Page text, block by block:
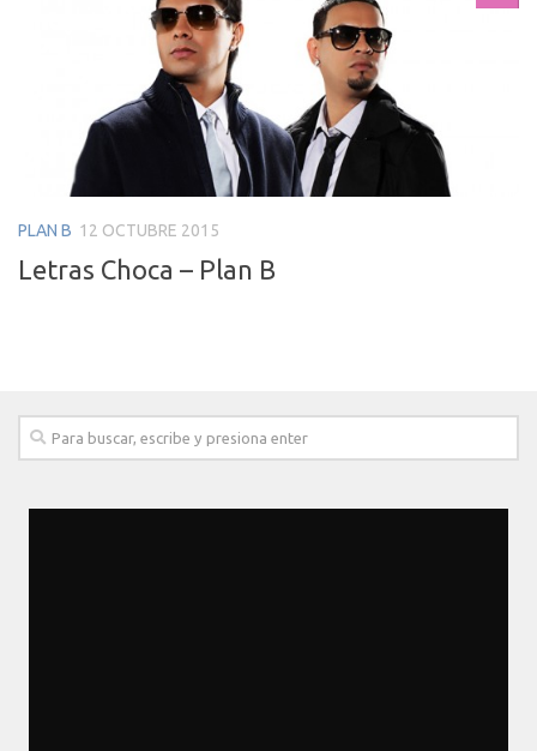
PLAN B 12 OCTUBRE 2015
Letras Choca – Plan B